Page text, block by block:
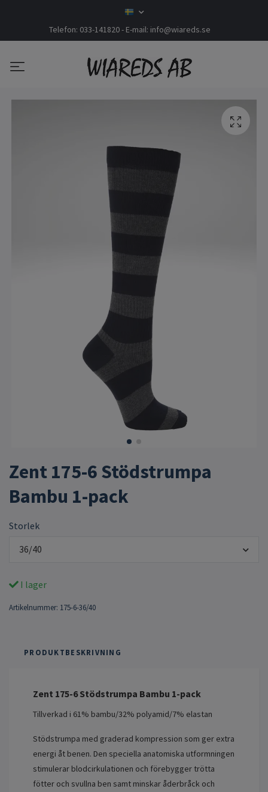
Telefon: 033-141820 - E-mail: info@wiareds.se
Zent 175-6 Stödstrumpa
Bambu 1-pack
Storlek
36/40
I lager
Artikelnummer: 175-6-36/40
PRODUKTBESKRIVNING
Zent 175-6 Stödstrumpa Bambu 1-pack
Tillverkad i 61% bambu/32% polyamid/7% elastan
Stödstrumpa med graderad kompression som ger extra
energi åt benen. Den speciella anatomiska utformningen
stimulerar blodcirkulationen och förebygger trötta
fötter och svullna ben samt minskar åderbråck och